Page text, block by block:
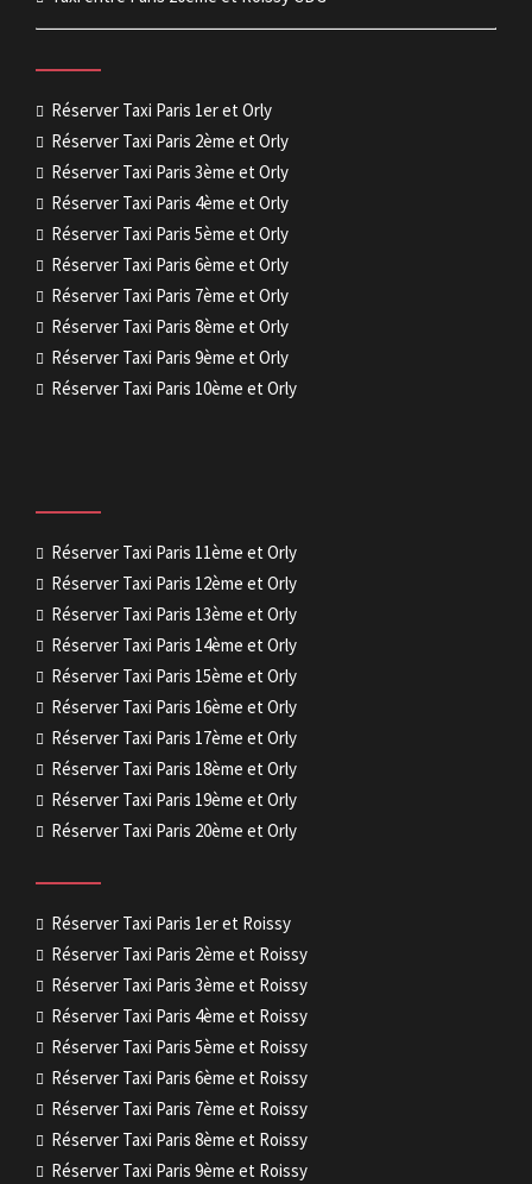
Réserver Taxi Paris 1er et Orly
Réserver Taxi Paris 2ème et Orly
Réserver Taxi Paris 3ème et Orly
Réserver Taxi Paris 4ème et Orly
Réserver Taxi Paris 5ème et Orly
Réserver Taxi Paris 6ème et Orly
Réserver Taxi Paris 7ème et Orly
Réserver Taxi Paris 8ème et Orly
Réserver Taxi Paris 9ème et Orly
Réserver Taxi Paris 10ème et Orly
Réserver Taxi Paris 11ème et Orly
Réserver Taxi Paris 12ème et Orly
Réserver Taxi Paris 13ème et Orly
Réserver Taxi Paris 14ème et Orly
Réserver Taxi Paris 15ème et Orly
Réserver Taxi Paris 16ème et Orly
Réserver Taxi Paris 17ème et Orly
Réserver Taxi Paris 18ème et Orly
Réserver Taxi Paris 19ème et Orly
Réserver Taxi Paris 20ème et Orly
Réserver Taxi Paris 1er et Roissy
Réserver Taxi Paris 2ème et Roissy
Réserver Taxi Paris 3ème et Roissy
Réserver Taxi Paris 4ème et Roissy
Réserver Taxi Paris 5ème et Roissy
Réserver Taxi Paris 6ème et Roissy
Réserver Taxi Paris 7ème et Roissy
Réserver Taxi Paris 8ème et Roissy
Réserver Taxi Paris 9ème et Roissy